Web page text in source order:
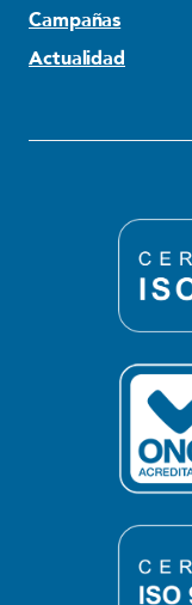
Campañas
Actualidad